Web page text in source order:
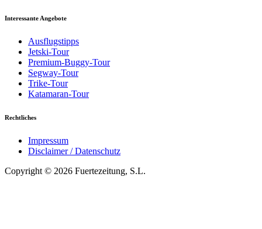
Interessante Angebote
Ausflugstipps
Jetski-Tour
Premium-Buggy-Tour
Segway-Tour
Trike-Tour
Katamaran-Tour
Rechtliches
Impressum
Disclaimer / Datenschutz
Copyright © 2026 Fuertezeitung, S.L.